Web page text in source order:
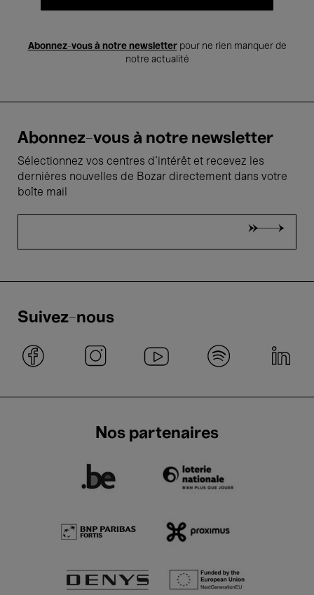
Abonnez-vous à notre newsletterpour ne rien manquer de
notre actualité
Abonnez-vous à notre newsletter
Sélectionnez vos centres d'intérêt et recevez les
dernières nouvelles de Bozar directement dans votre
boîte mail
Suivez-nous
Nos partenaires